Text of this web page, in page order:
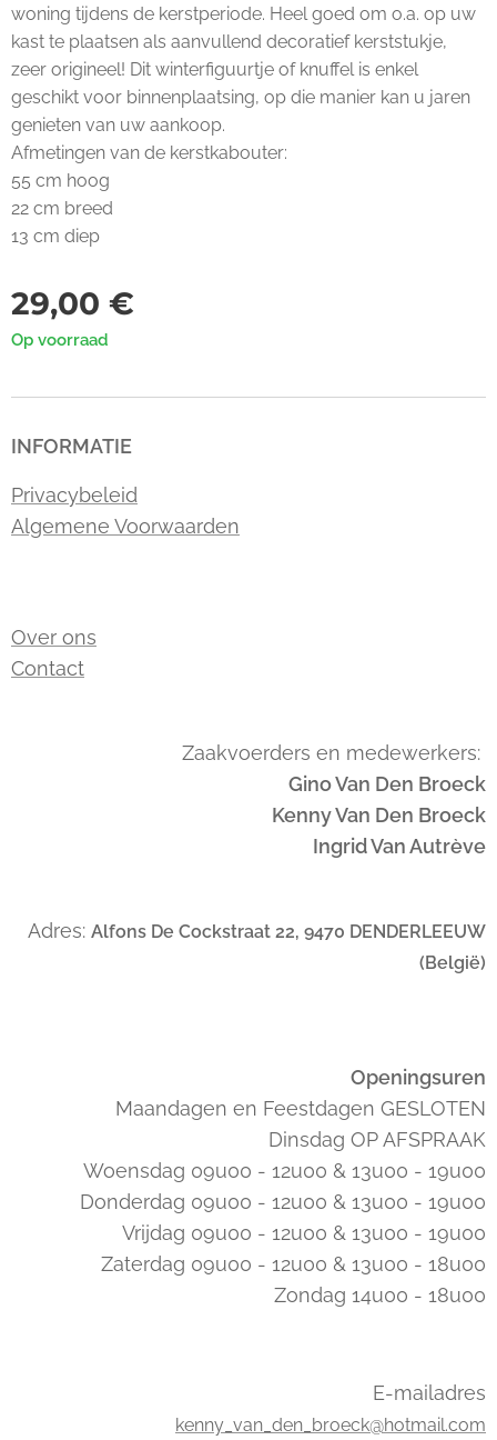
woning tijdens de kerstperiode. Heel goed om o.a. op uw
kast te plaatsen als aanvullend decoratief kerststukje,
zeer origineel! Dit winterfiguurtje of knuffel is enkel
geschikt voor binnenplaatsing, op die manier kan u jaren
genieten van uw aankoop.
Afmetingen van de kerstkabouter:
55 cm hoog
22 cm breed
13 cm diep
29,00 €
Op voorraad
INFORMATIE
Privacybeleid
Algemene Voorwaarden
Over ons
Contact
Zaakvoerders en medewerkers:
Gino Van Den Broeck
Kenny Van Den Broeck
Ingrid Van Autrève
Adres: Alfons De Cockstraat 22, 9470 DENDERLEEUW
(België)
Openingsuren
Maandagen en Feestdagen GESLOTEN
Dinsdag OP AFSPRAAK
Woensdag 09u00 - 12u00 & 13u00 - 19u00
Donderdag 09u00 - 12u00 & 13u00 - 19u00
Vrijdag 09u00 - 12u00 & 13u00 - 19u00
Zaterdag 09u00 - 12u00 & 13u00 - 18u00
Zondag 14u00 - 18u00
E-mailadres
kenny_van_den_broeck@hotmail.com